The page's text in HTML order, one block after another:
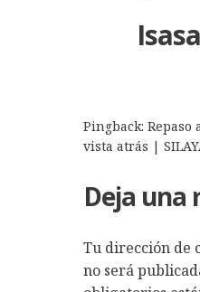
Pingback: Repaso
vista atrás |
Deja una
Tu dirección de
no será